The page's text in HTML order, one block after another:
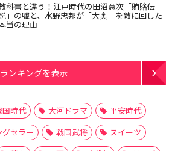
科書と違う！江戸時代の田沼意次「賄賂伝
」の嘘と、水野忠邦が「大奥」を敵に回した
当の理由
ランキングを表示
国時代 大河ドラマ
平安時代
グセラー 戦国武将
スイーツ